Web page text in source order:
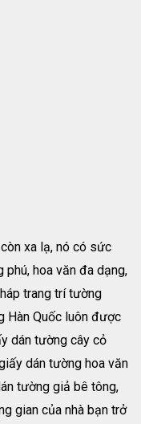
xa lạ, nó có sức
hoa văn đa dạng,
trang trí tường
Hàn Quốc luôn được
dán tường cây cỏ
dán tường hoa văn
tường giả bê tông,
gian của nhà bạn trở